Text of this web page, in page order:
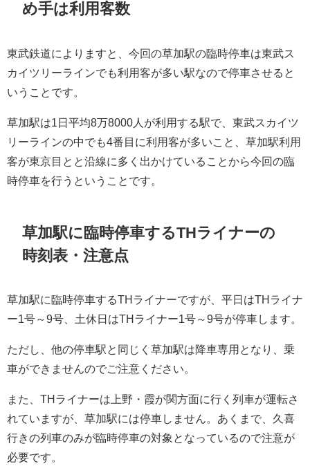
め手は利用客数
東武鉄道によりますと、今回の草加駅の臨時停車は東武ス
カイツリーラインでも利用客が多い駅なので停車させると
いうことです。
草加駅は1日平均8万8000人が利用する駅で、東武スカイツ
リーラインの中でも4番目に利用客が多いこと、草加駅利用
客が東京目とと沿線に多く出かけていることから今回の臨
時停車を行うということです。
草加駅に臨時停車するTHライナーの
時刻表・注意点
草加駅に臨時停車するTHライナーですが、平日はTHライナ
ー1号～9号、土休日はTHライナー1号～9号が停車します。
ただし、他の停車駅と同じく草加駅は降車専用となり、乗
車ができませんのでご注意ください。
また、THライナーは上野・霞が関方面に行く列車が運転さ
れていますが、草加駅には停車しません。あくまで、久喜
行きの列車のみが臨時停車の対象となっているので注意が
必要です。